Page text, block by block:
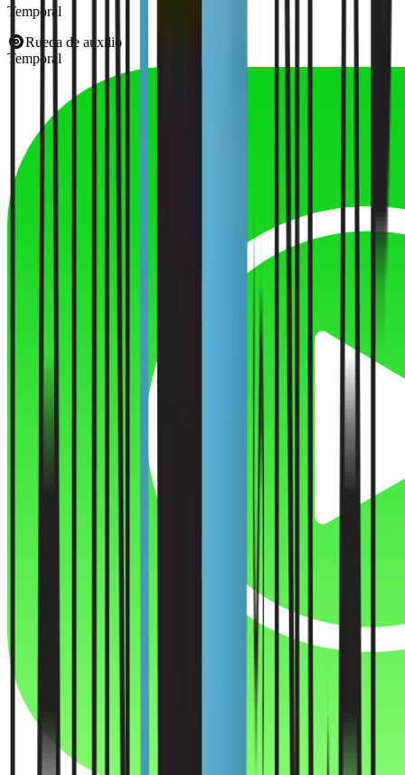
Temporal
Rueda de auxilio
Temporal